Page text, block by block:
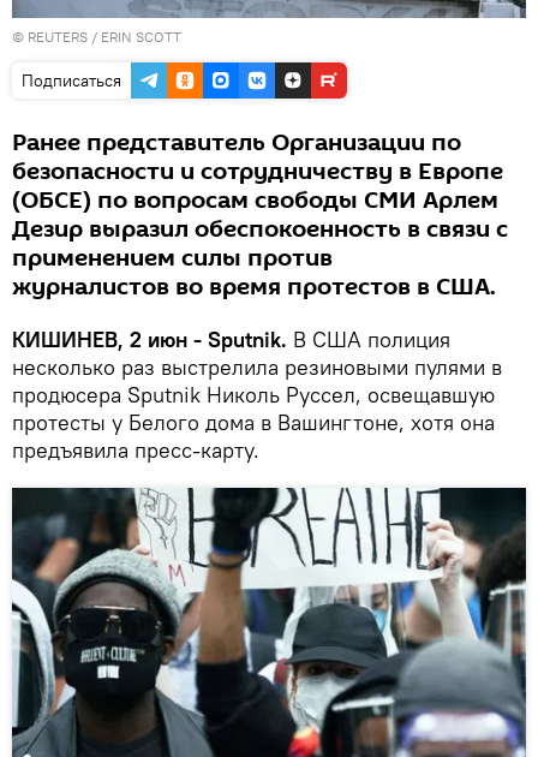
© REUTERS / ERIN SCOTT
Подписаться
Ранее представитель Организации по
безопасности и сотрудничеству в Европе
(ОБСЕ) по вопросам свободы СМИ Арлем
Дезир выразил обеспокоенность в связи с
применением силы против
журналистов во время протестов в США.
КИШИНЕВ, 2 июн - Sputnik. В США полиция
несколько раз выстрелила резиновыми пулями в
продюсера Sputnik Николь Руссел, освещавшую
протесты у Белого дома в Вашингтоне, хотя она
предъявила пресс-карту.